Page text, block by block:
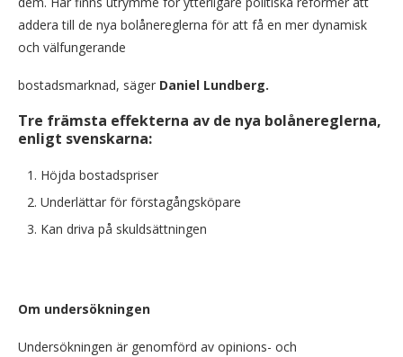
addera till de nya bolånereglerna för att få en mer dynamisk
och välfungerande
bostadsmarknad, säger Daniel Lundberg.
Tre främsta effekterna av de nya bolånereglerna,
enligt svenskarna:
Höjda bostadspriser
Underlättar för förstagångsköpare
Kan driva på skuldsättningen
Om undersökningen
Undersökningen är genomförd av opinions- och